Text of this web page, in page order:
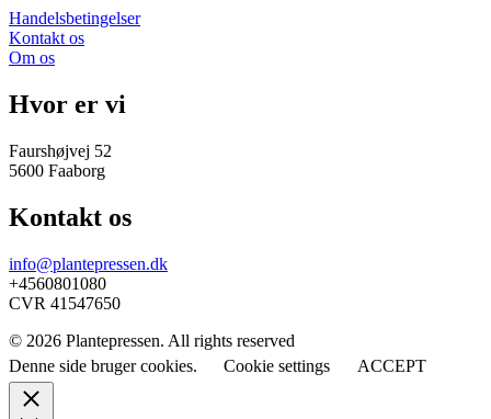
Handelsbetingelser
Kontakt os
Om os
Hvor er vi
Faurshøjvej 52
5600 Faaborg
Kontakt os
info@plantepressen.dk
+4560801080
CVR 41547650
© 2026 Plantepressen. All rights reserved
Denne side bruger cookies.
Cookie settings ACCEPT